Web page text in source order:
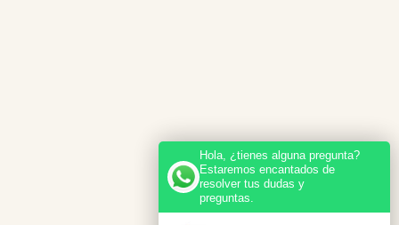
Hola, ¿tienes alguna pregunta?
Estaremos encantados de
resolver tus dudas y
preguntas.